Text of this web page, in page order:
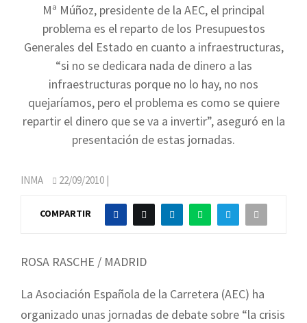
Mª Múñoz, presidente de la AEC, el principal
problema es el reparto de los Presupuestos
Generales del Estado en cuanto a infraestructuras,
“si no se dedicara nada de dinero a las
infraestructuras porque no lo hay, no nos
quejaríamos, pero el problema es como se quiere
repartir el dinero que se va a invertir”, aseguró en la
presentación de estas jornadas.
INMA 22/09/2010 |
COMPARTIR
ROSA RASCHE / MADRID
La Asociación Española de la Carretera (AEC) ha
organizado unas jornadas de debate sobre “la crisis